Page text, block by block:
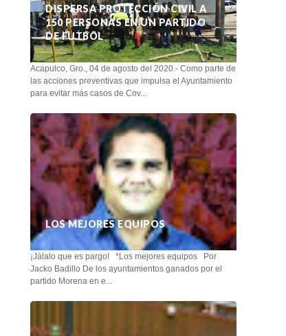
DISPERSA PROTECCIÓN CIVIL A
150 PERSONAS EN UN PARTIDO
DE FUTBOL
Acapulco, Gro., 04 de agosto del 2020.- Como parte de
las acciones preventivas que impulsa el Ayuntamiento
para evitar más casos de Cov...
LOS MEJORES EQUIPOS
¡Jálalo que es pargo! *Los mejores equipos Por
Jacko Badillo De los ayuntamientos ganados por el
partido Morena en e...